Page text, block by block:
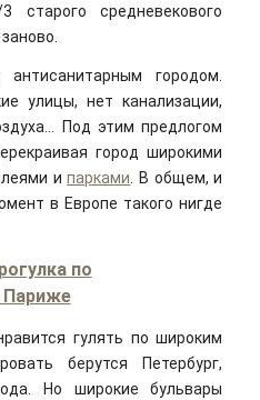
средневекового
городом.
улицы, нет канализации,
Под этим предлогом
город широкими
ипарками . В общем, и
в Европе такого нигде
по
Париже
гулять по широким
берутся Петербург,
Но широкие бульвары